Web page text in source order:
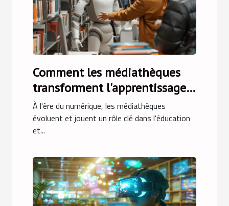
Comment les médiathèques
transforment l'apprentissage
de l'intelligence artificielle
À l'ère du numérique, les médiathèques
évoluent et jouent un rôle clé dans l'éducation
et...